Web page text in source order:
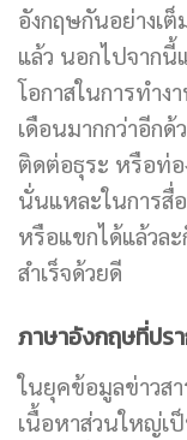
อังกฤษกันอย่างเ
แล้ว นอกไปจากนี้
โอกาสในการทำง
เดือนมากกว่าอีก
ติดต่อธุระ หรือท่อ
นั่นแหละในการสื่อ
หรือแขกได้แล้วล
สำเร็จด้วยดี
ภาษาอังกฤษที่ปร
ในยุคข้อมูลข่าวส
เนื้อหาส่วนใหญ่เ